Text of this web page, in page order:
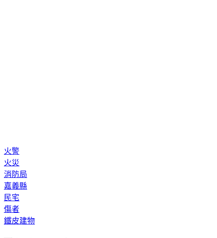
火警
火災
消防局
嘉義縣
民宅
傷者
鐵皮建物